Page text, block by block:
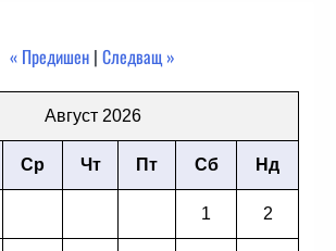
« Предишен | Следващ »
Август 2026
Ср Чт Пт Сб Нд
1 2